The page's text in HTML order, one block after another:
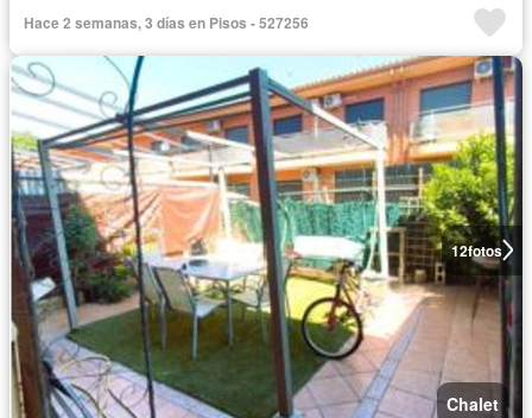
Hace 2 semanas, 3 días en Pisos - 527256
12fotos
Chalet